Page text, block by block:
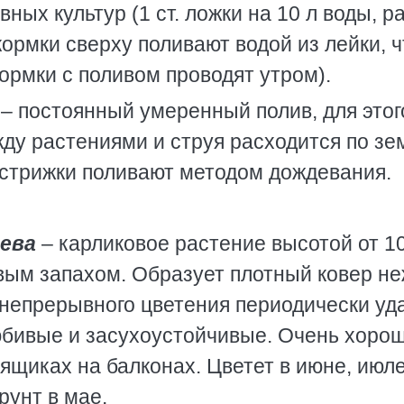
культур (1 ст. ложки на 10 л воды,
сверху поливают водой из лейки,
с поливом проводят утром).
постоянный умеренный полив, для
растениями и струя расходится по
поливают методом дождевания.
– карликовое растение высотой от
запахом. Образует плотный ковер
цветения периодически
и засухоустойчивые. Очень
на балконах. Цветет в июне,
в мае.